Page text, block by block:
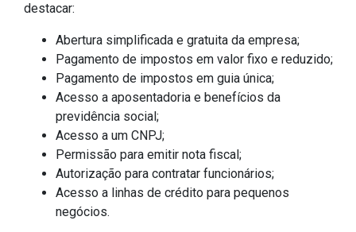
destacar:
Abertura simplificada e gratuita da empresa;
Pagamento de impostos em valor fixo e reduzido;
Pagamento de impostos em guia única;
Acesso a aposentadoria e benefícios da
previdência social;
Acesso a um CNPJ;
Permissão para emitir nota fiscal;
Autorização para contratar funcionários;
Acesso a linhas de crédito para pequenos
negócios.